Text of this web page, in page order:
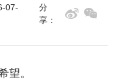
07-
分
享：
望。